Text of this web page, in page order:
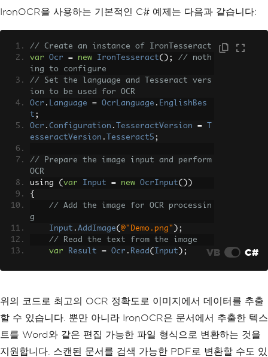
IronOCR을 사용하는 기본적인 C# 예제는 다음과 같습니다:
// Create an instance of IronTesseract
var
Ocr = new IronTesseract();
// noth
ing to configure
// Set the language and Tesseract vers
ion to be used for OCR
Ocr . Language = OcrLanguage . EnglishBes
t ;
Ocr . Configuration . TesseractVersion =
esseractVersion . Tesseract5 ;
// Prepare the image input and perform
OCR
using ( var Input = new OcrInput())
{
// Add the image for OCR processin
g
Input . AddImage( @"Demo.png" );
// Read the text from the image
var
Result = Ocr . Read ( Input );
r input before closing
VB C#
위의 코드로 최고의 OCR 정확도로 이미지에서 데이터를 추출
할 수 있습니다. 뿐만 아니라 IronOCR은 문서에서 추출한 텍스
트를 Word와 같은 편집 가능한 파일 형식으로 변환하는 것을
지원합니다. 스캔된 문서를 검색 가능한 PDF로 변환할 수도 있